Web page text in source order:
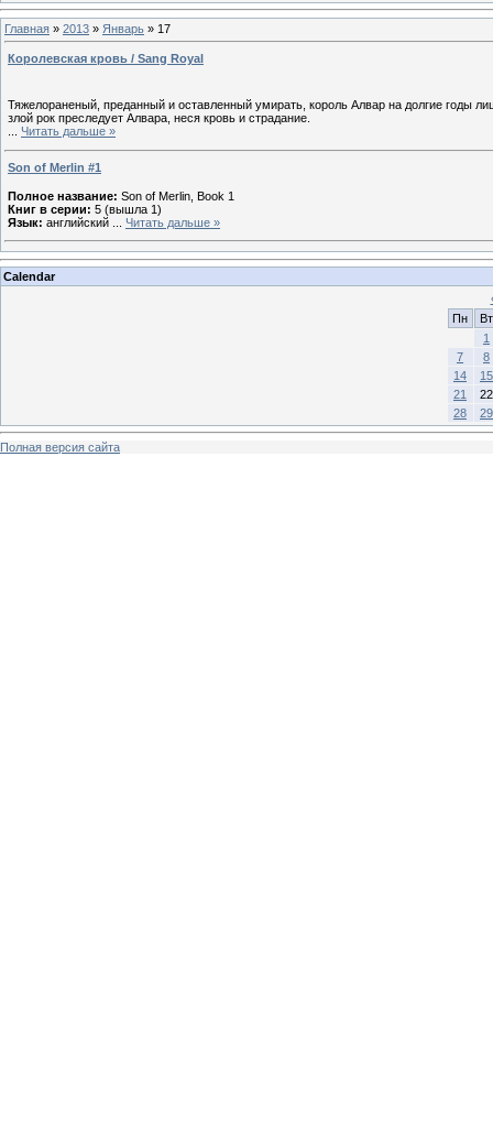
Главная » 2013 » Январь » 17
Королевская кровь / Sang Royal
Тяжелораненый, преданный и оставленный умирать, король Алвар на долгие годы
злой рок преследует Алвара, неся кровь и страдание.
Читать дальше »
Son of Merlin #1
Полное название: Son of Merlin, Book 1
Книг в серии: 5 (вышла 1)
Язык: английский Читать дальше »
Calendar
Пн
Вт
1
7
8
14
15
21
22
28
29
Полная версия сайта